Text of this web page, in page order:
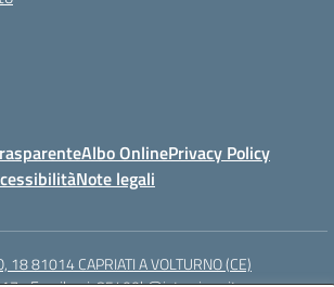
Albo OnlinePrivacy Policy
Note legali
18 81014 CAPRIATI A VOLTURNO (CE)